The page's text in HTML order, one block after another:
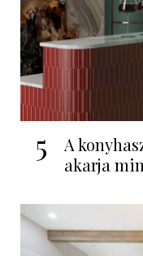
5
A
akarja